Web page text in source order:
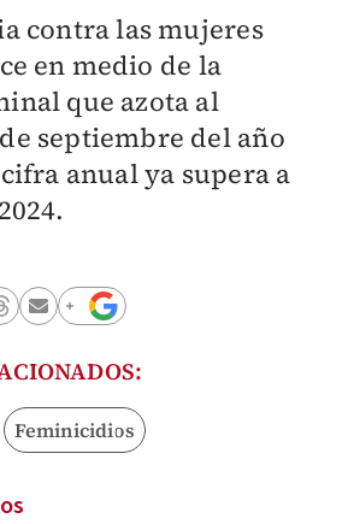
contra las mujeres
en medio de la
que azota al
septiembre del año
anual ya supera a
Feminicidios